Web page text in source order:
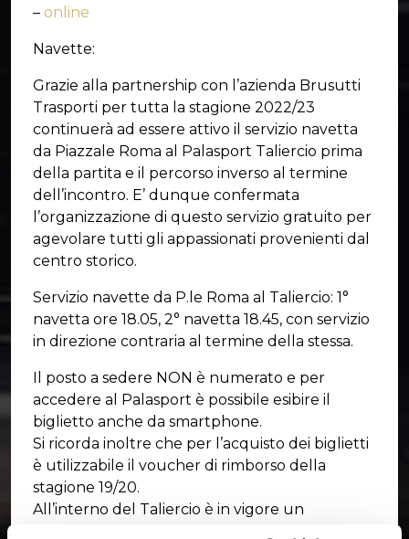
– online
Navette:
Grazie alla partnership con l’azienda Brusutti
Trasporti per tutta la stagione 2022/23
continuerà ad essere attivo il servizio navetta
da Piazzale Roma al Palasport Taliercio prima
della partita e il percorso inverso al termine
dell’incontro. E’ dunque confermata
l’organizzazione di questo servizio gratuito per
agevolare tutti gli appassionati provenienti dal
centro storico.
Servizio navette da P.le Roma al Taliercio: 1°
navetta ore 18.05, 2° navetta 18.45, con servizio
in direzione contraria al termine della stessa.
Il posto a sedere NON è numerato e per
accedere al Palasport è possibile esibire il
biglietto anche da smartphone.
Si ricorda inoltre che per l’acquisto dei biglietti
è utilizzabile il voucher di rimborso della
stagione 19/20.
All’interno del Taliercio è in vigore un